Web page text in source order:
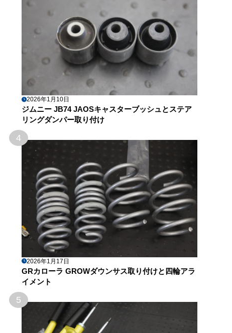
2026年1月10日
ジムニー JB74 JAOSキャスターブッシュとステア
リングダンパー取り付け
4
2026年1月17日
GRカローラ GROWダウンサス取り付けと四輪アラ
イメント
5